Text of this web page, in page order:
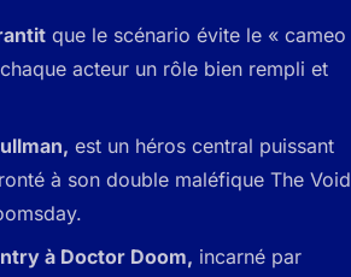
que le scénario évite le « cameo
acteur un rôle bien rempli et
est un héros central puissant
à son double maléfique The Void
à Doctor Doom, incarné par